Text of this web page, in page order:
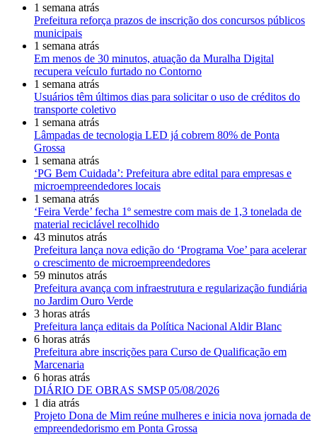
1 semana atrás
Prefeitura reforça prazos de inscrição dos concursos públicos
municipais
1 semana atrás
Em menos de 30 minutos, atuação da Muralha Digital
recupera veículo furtado no Contorno
1 semana atrás
Usuários têm últimos dias para solicitar o uso de créditos do
transporte coletivo
1 semana atrás
Lâmpadas de tecnologia LED já cobrem 80% de Ponta
Grossa
1 semana atrás
‘PG Bem Cuidada’: Prefeitura abre edital para empresas e
microempreendedores locais
1 semana atrás
‘Feira Verde’ fecha 1º semestre com mais de 1,3 tonelada de
material reciclável recolhido
43 minutos atrás
Prefeitura lança nova edição do ‘Programa Voe’ para acelerar
o crescimento de microempreendedores
59 minutos atrás
Prefeitura avança com infraestrutura e regularização fundiária
no Jardim Ouro Verde
3 horas atrás
Prefeitura lança editais da Política Nacional Aldir Blanc
6 horas atrás
Prefeitura abre inscrições para Curso de Qualificação em
Marcenaria
6 horas atrás
DIÁRIO DE OBRAS SMSP 05/08/2026
1 dia atrás
Projeto Dona de Mim reúne mulheres e inicia nova jornada de
empreendedorismo em Ponta Grossa